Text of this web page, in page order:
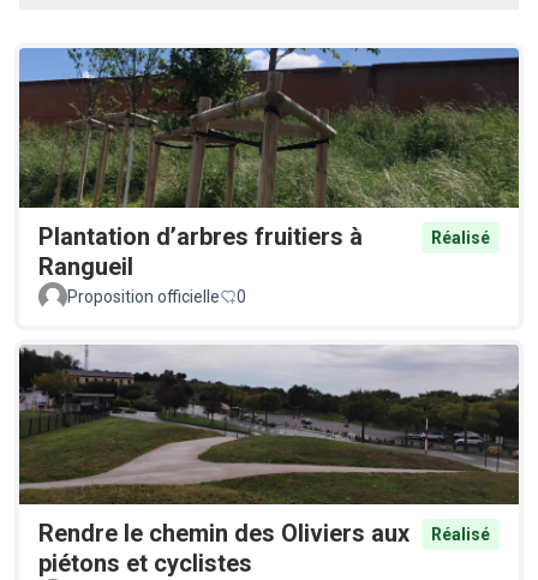
Plantation d’arbres fruitiers à
Rangueil
Réalisé
Proposition officielle 0
Rendre le chemin des Oliviers aux
piétons et cyclistes
Réalisé